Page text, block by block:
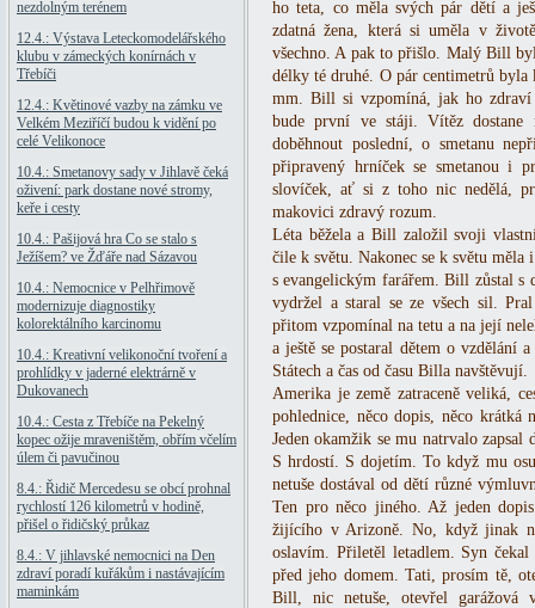
nezdolným terénem
12.4.: Výstava Leteckomodelářského
klubu v zámeckých konírnách v
Třebíči
12.4.: Květinové vazby na zámku ve
Velkém Meziříčí budou k vidění po
celé Velikonoce
10.4.: Smetanovy sady v Jihlavě čeká
oživení: park dostane nové stromy,
keře i cesty
10.4.: Pašijová hra Co se stalo s
Ježíšem? ve Žďáře nad Sázavou
10.4.: Nemocnice v Pelhřimově
modernizuje diagnostiky
kolorektálního karcinomu
10.4.: Kreativní velikonoční tvoření a
prohlídky v jaderné elektrárně v
Dukovanech
10.4.: Cesta z Třebíče na Pekelný
kopec ožije mraveništěm, obřím včelím
úlem či pavučinou
8.4.: Řidič Mercedesu se obcí prohnal
rychlostí 126 kilometrů v hodině,
přišel o řidičský průkaz
8.4.: V jihlavské nemocnici na Den
zdraví poradí kuřákům i nastávajícím
maminkám
ho teta, co měla svých pár dětí a
zdatná žena, která si uměla v
všechno. A pak to přišlo. Malý Bill
délky té druhé. O pár centimetrů byla
mm. Bill si vzpomíná, jak ho
bude první ve stáji. Vítěz
doběhnout poslední, o smetanu
připravený hrníček se smetanou i
slovíček, ať si z toho nic nedělá,
makovici zdravý rozum.
Léta běžela a Bill založil svoji
čile k světu. Nakonec se k světu měla
s evangelickým farářem. Bill zůstal s
vydržel a staral se ze všech sil.
přitom vzpomínal na tetu a na její
a ještě se postaral dětem o
Státech a čas od času Billa navštěvují.
Amerika je země zatraceně veliká,
pohlednice, něco dopis, něco krátká
Jeden okamžik se mu natrvalo
S hrdostí. S dojetím. To když mu
netuše dostával od dětí různé
Ten pro něco jiného. Až jeden
žijícího v Arizoně. No, když jinak
oslavím. Přiletěl letadlem. Syn
před jeho domem. Tati, prosím tě,
Bill, nic netuše, otevřel garážová